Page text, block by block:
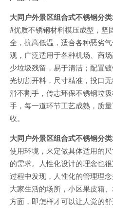
大同户外景区组合式不锈钢分
#优质不锈钢材料模压成型，坚
全，抗高低温，适合各种恶劣
观，广泛适用于各种机场、商
少垃圾残留，易于清洁；配置
光切割开料，尺寸精准，投口
滑不割手，传志环保不锈钢垃
手，每一道环节工艺成熟，质
收。
大同户外景区组合式不锈钢分
使用环境，来定做具体适用的
的需求。人性化设计的理念也
过程中发现，人性化的管理理
大家生活的场所，小区果皮箱
方面，即怎样才可以让人觉的